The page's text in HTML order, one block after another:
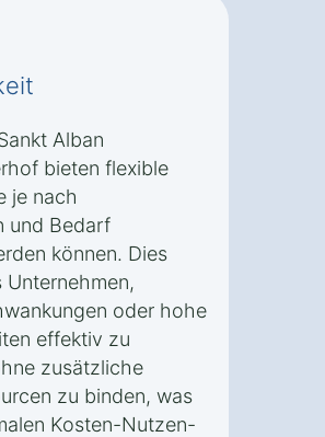
Alban
bieten flexible
je nach
und Bedarf
können. Dies
oder hohe
effektiv zu
zusätzliche
zu binden, was
Kosten-Nutzen-